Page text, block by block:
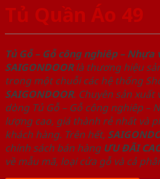
Tủ Quần Áo 49
Tủ Gỗ – Gỗ công nghiêp –
SAIGONDOORlà thương hiệu
trong một chuỗi các hệ thống
SAIGONDOOR. Chuyên sản
dòng Tủ Gỗ – Gỗ công nghiêp –
lượng cao, giá thành rẻ nhất và
khách hàng. Trên hết,
chính sách bán hàng ƯU ĐÃI
về mẫu mã, loại cửa gỗ và cả